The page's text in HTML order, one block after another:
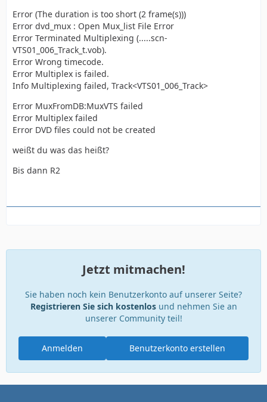
Error (The duration is too short (2 frame(s)))
Error dvd_mux : Open Mux_list File Error
Error Terminated Multiplexing (.....scn-
VTS01_006_Track_t.vob).
Error Wrong timecode.
Error Multiplex is failed.
Info Multiplexing failed, Track<VTS01_006_Track>
Error MuxFromDB:MuxVTS failed
Error Multiplex failed
Error DVD files could not be created
weißt du was das heißt?
Bis dann R2
Jetzt mitmachen!
Sie haben noch kein Benutzerkonto auf unserer Seite?
Registrieren Sie sich kostenlosund nehmen Sie an
unserer Community teil!
Benutzerkonto erstellen
Anmelden